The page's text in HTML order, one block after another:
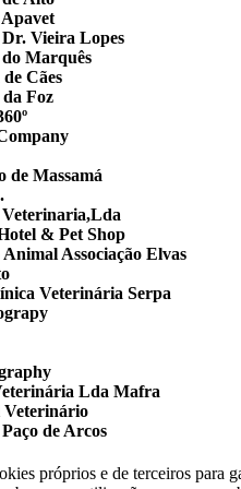
Vieira Lopes
Marquês
Cães
Foz
de Massamá
& Pet Shop
Associação Elvas
Veterinária Serpa
Lda Mafra
Veterinário
de Arcos
próprios e de terceiros para